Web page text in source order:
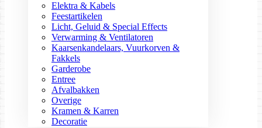
Elektra & Kabels
Feestartikelen
Licht, Geluid & Special Effects
Verwarming & Ventilatoren
Kaarsenkandelaars, Vuurkorven &
Fakkels
Garderobe
Entree
Afvalbakken
Overige
Kramen & Karren
Decoratie